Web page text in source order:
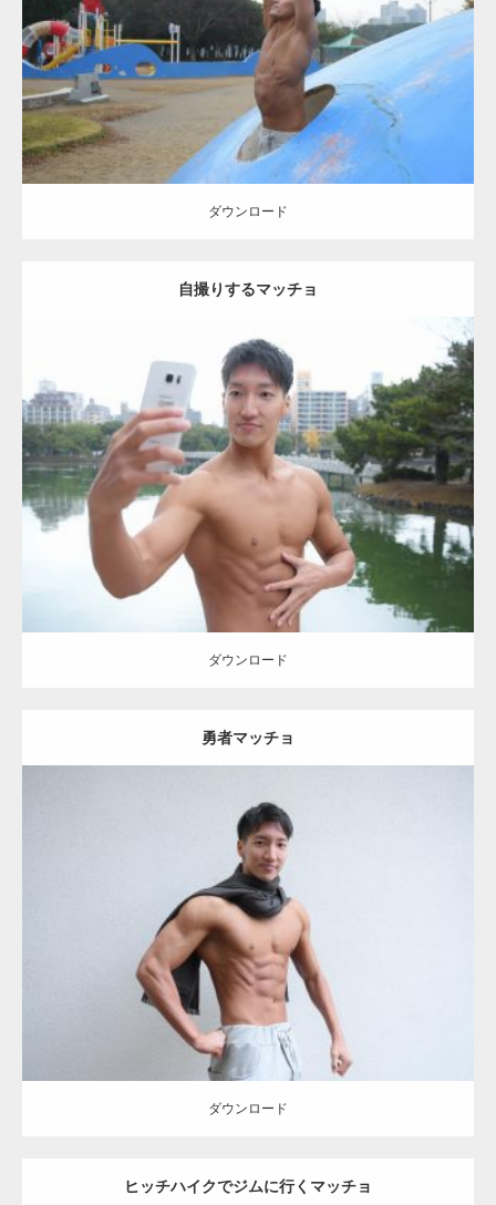
Category: その他 AKIHITO(細マッチョ) 腹筋
ダウンロード
ダウンロード
自撮りするマッチョ
Update:2021.07.8
Category:公園のマッチョ その他 AKIHITO(細マッチョ) 大胸筋 腹筋
ダウンロード
ダウンロード
勇者マッチョ
Update:2021.07.8
公園のマッチョ その他 AKIHITO(細マッチョ)
筋
ダウンロード
ダウンロード
ヒッチハイクでジムに行くマッチョ
【YouTube】マッチョフリー素材メンバーが
ギネス世界記録…
【TV】TBS番組「ひるおび」にてマッスルプ